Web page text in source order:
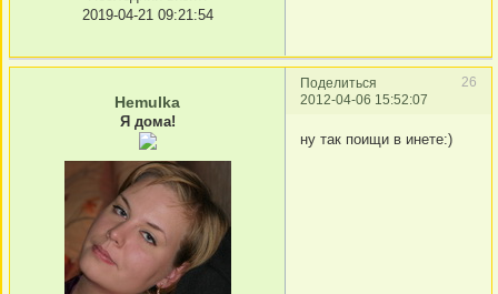
2019-04-21 09:21:54
Поделиться
26
2012-04-06 15:52:07
Hemulka
Я дома!
ну так поищи в инете:)